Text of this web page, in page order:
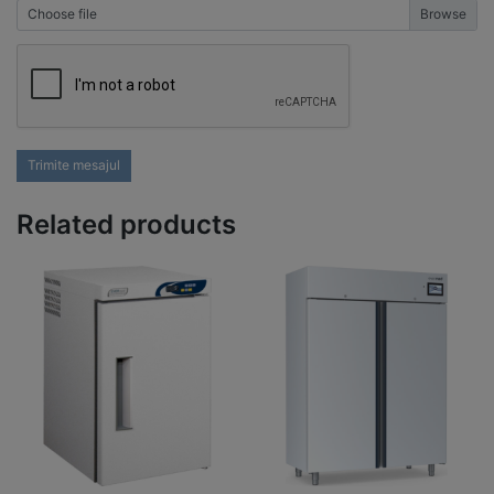
Choose file
Trimite mesajul
Related products